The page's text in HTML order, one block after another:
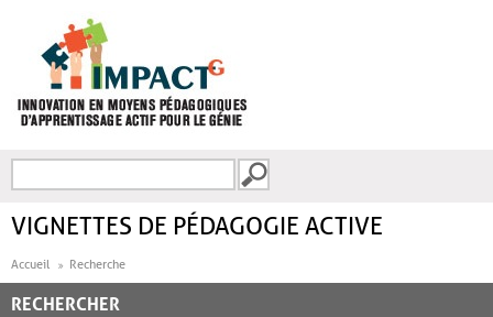
FORMULAIRE DE
VIGNETTES DE PÉDAGOGIE ACTIVE
Accueil Recherche
RECHERCHER